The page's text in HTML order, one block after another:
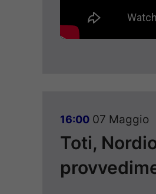
16:00 07 Maggio
Toti,